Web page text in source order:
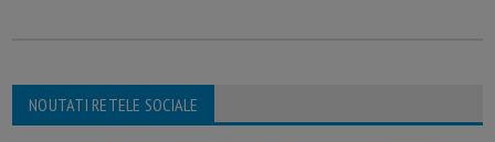
NOUTATI RETELE SOCIALE